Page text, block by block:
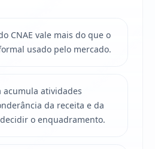
CNAE vale mais do que o
usado pelo mercado.
acumula atividades
da receita e da
o enquadramento.